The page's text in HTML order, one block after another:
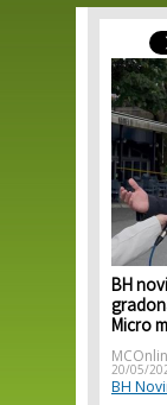
BH
Micro
20/05/
BH